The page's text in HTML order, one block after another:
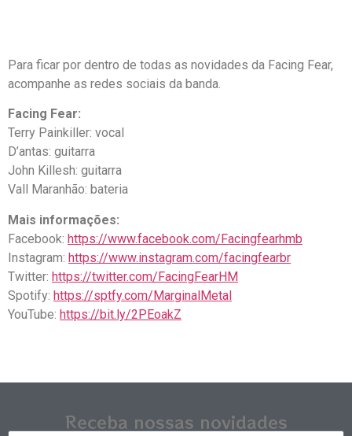
Para ficar por dentro de todas as novidades da Facing Fear,
acompanhe as redes sociais da banda.
Facing Fear:
Terry Painkiller: vocal
D’antas: guitarra
John Killesh: guitarra
Vall Maranhão: bateria
Mais informações:
Facebook: https://www.facebook.com/Facingfearhmb
Instagram: https://www.instagram.com/facingfearbr
Twitter: https://twitter.com/FacingFearHM
Spotify: https://sptfy.com/MarginalMetal
YouTube: https://bit.ly/2PEoakZ
Receba nossas novidades